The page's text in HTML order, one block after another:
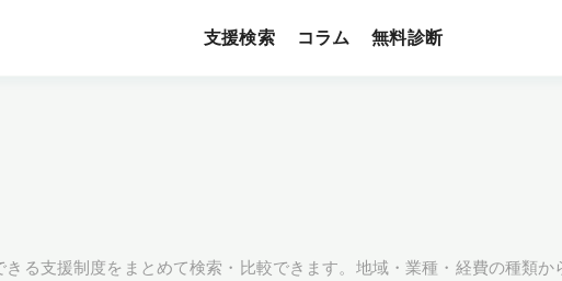
支援検索 コラム 無料診断
る支援制度をまとめて検索・比較できます。地域・業種・経費の種類か